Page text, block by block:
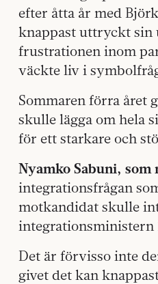
efter åtta år med
knappast uttryckt sin
frustrationen inom
väckte liv i
Sommaren förra året
skulle lägga om hela
för ett starkare och
Nyamko Sabuni, som
integrationsfrågan
motkandidat skulle
integrationsministern
Det är förvisso inte
givet det kan